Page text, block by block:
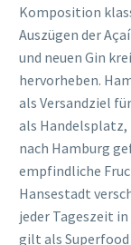
Komposition
Auszügen der
und neuen Gin
hervorheben.
als Versandziel
als Handelsplatz,
nach Hamburg
empfindliche
Hansestadt
jeder Tageszeit
gilt als